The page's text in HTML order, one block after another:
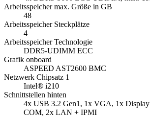
Arbeitsspeicher max. Größe in GB
48
Arbeitsspeicher Steckplätze
4
Arbeitsspeicher Technologie
DDR5-UDIMM ECC
Grafik onboard
ASPEED AST2600 BMC
Netzwerk Chipsatz 1
Intel® i210
Schnittstellen hinten
4x USB 3.2 Gen1, 1x VGA, 1x
COM, 2x LAN + IPMI